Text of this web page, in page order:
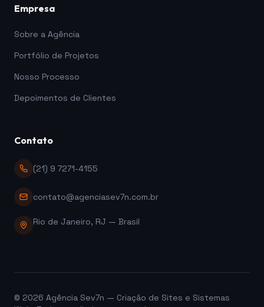
Empresa
Sobre a Agência
Portfólio de Projetos
Nosso Processo
Depoimentos de Clientes
Contato
(21) 9 7271-4155
contato@agenciasev7n.com.br
Rio de Janeiro, RJ — Brasil
© 2026 Agência Sev7n — Criação de Sites e Sistemas